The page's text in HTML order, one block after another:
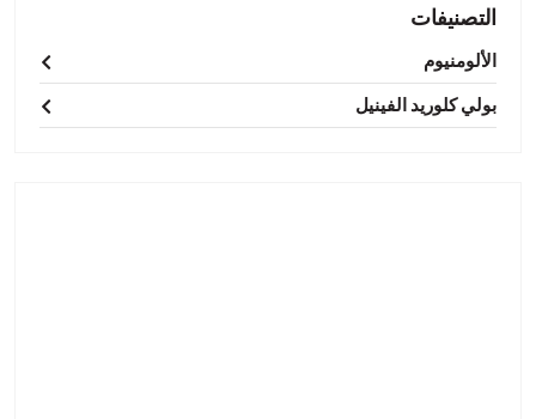
التصنيفات
الألومنيوم
بولي كلوريد الفينيل